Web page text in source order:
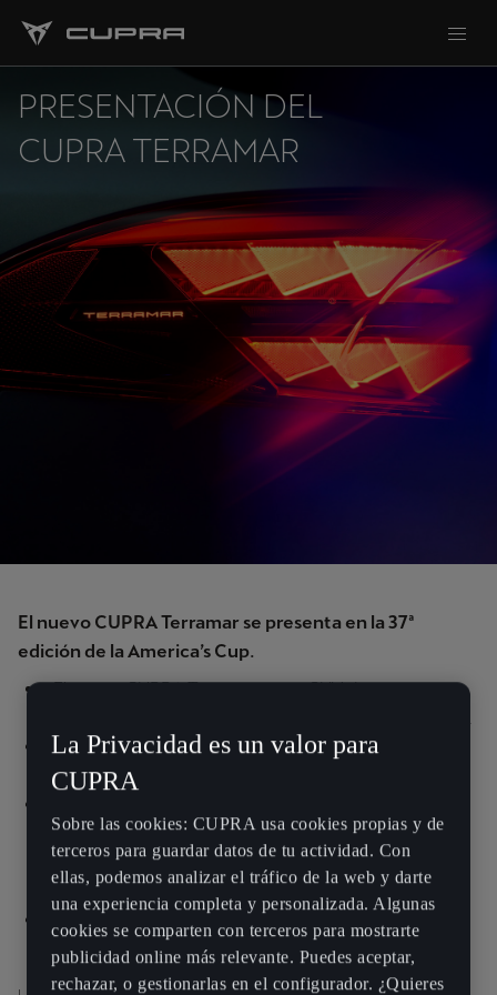
PRESENTACIÓN DEL
CUPRA TERRAMAR
El nuevo CUPRA Terramar se presenta en la 37ª
edición de la America’s Cup.
El nuevo CUPRA Terramar es un SUV deportivo y
electrificado que rinde homenaje al circuito Terramar.
CUPRA Terramar, la nueva manera de entender el
diseño de CUPRA con un estilo valiente y decidido.
Louis Vuitton America’s Cup Barcelona y desvela los
primeros detalles del CUPRA Terramar antes de su
estreno mundial.
Sigue el evento en directo el 3 de septiembre a partir
de las 12:15h.
La Privacidad es un valor para
CUPRA
Sobre las cookies: CUPRA usa cookies propias y de
terceros para guardar datos de tu actividad. Con
ellas, podemos analizar el tráfico de la web y darte
una experiencia completa y personalizada. Algunas
cookies se comparten con terceros para mostrarte
publicidad online más relevante. Puedes aceptar,
rechazar, o gestionarlas en el configurador. ¿Quieres